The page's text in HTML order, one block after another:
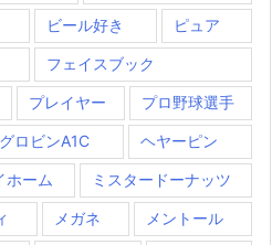
ビール好き ピュア
フェイスブック
プレイヤー プロ野球選手
ロビンA1C ヘヤーピン
ホーム ミスタードーナッツ
メガネ メントール